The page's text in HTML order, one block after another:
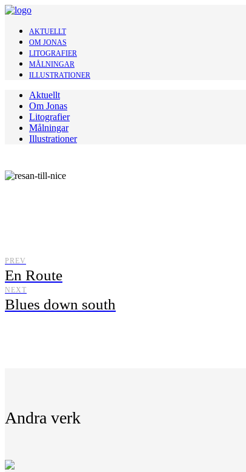
AKTUELLT
OM JONAS
LITOGRAFIER
MÅLNINGAR
ILLUSTRATIONER
Aktuellt
Om Jonas
Litografier
Målningar
Illustrationer
PREV
En Route
NEXT
Blues down south
Andra verk